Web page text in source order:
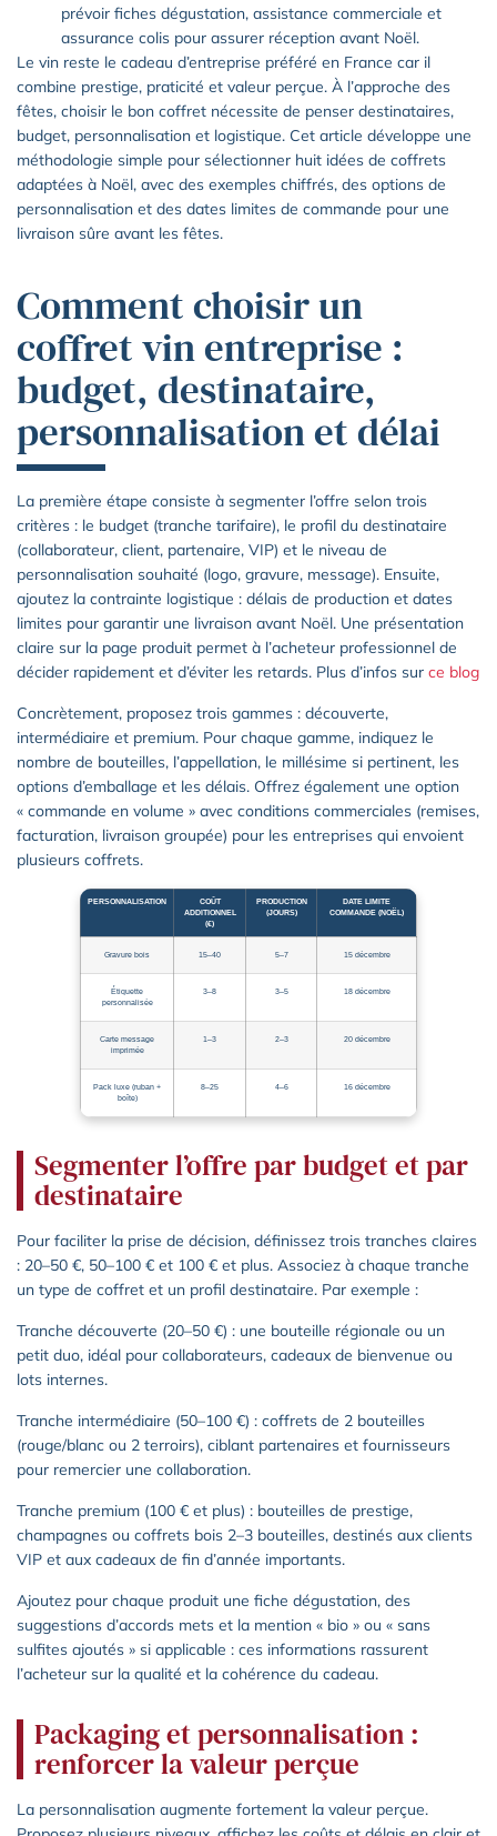
prévoir fiches dégustation, assistance commerciale et
assurance colis pour assurer réception avant Noël.
Le vin reste le cadeau d’entreprise préféré en France car il
combine prestige, praticité et valeur perçue. À l’approche des
fêtes, choisir le bon coffret nécessite de penser destinataires,
budget, personnalisation et logistique. Cet article développe une
méthodologie simple pour sélectionner huit idées de coffrets
adaptées à Noël, avec des exemples chiffrés, des options de
personnalisation et des dates limites de commande pour une
livraison sûre avant les fêtes.
Comment choisir un
coffret vin entreprise :
budget, destinataire,
personnalisation et délai
La première étape consiste à segmenter l’offre selon trois
critères : le budget (tranche tarifaire), le profil du destinataire
(collaborateur, client, partenaire, VIP) et le niveau de
personnalisation souhaité (logo, gravure, message). Ensuite,
ajoutez la contrainte logistique : délais de production et dates
limites pour garantir une livraison avant Noël. Une présentation
claire sur la page produit permet à l’acheteur professionnel de
décider rapidement et d’éviter les retards. Plus d’infos sur ce blog
Concrètement, proposez trois gammes : découverte,
intermédiaire et premium. Pour chaque gamme, indiquez le
nombre de bouteilles, l’appellation, le millésime si pertinent, les
options d’emballage et les délais. Offrez également une option
« commande en volume » avec conditions commerciales (remises,
facturation, livraison groupée) pour les entreprises qui envoient
plusieurs coffrets.
PERSONNALISATION
COÛT
ADDITIONNEL
(€)
PRODUCTION
(JOURS)
DATE LIMITE
COMMANDE (NOËL)
Gravure bois 15–40 5–7 15 décembre
Étiquette
personnalisée
3–8 3–5 18 décembre
Carte message
imprimée
1–3 2–3 20 décembre
Pack luxe (ruban +
boîte)
8–25 4–6 16 décembre
Segmenter l’offre par budget et par
destinataire
Pour faciliter la prise de décision, définissez trois tranches claires
: 20–50 €, 50–100 € et 100 € et plus. Associez à chaque tranche
un type de coffret et un profil destinataire. Par exemple :
Tranche découverte (20–50 €) : une bouteille régionale ou un
petit duo, idéal pour collaborateurs, cadeaux de bienvenue ou
lots internes.
Tranche intermédiaire (50–100 €) : coffrets de 2 bouteilles
(rouge/blanc ou 2 terroirs), ciblant partenaires et fournisseurs
pour remercier une collaboration.
Tranche premium (100 € et plus) : bouteilles de prestige,
champagnes ou coffrets bois 2–3 bouteilles, destinés aux clients
VIP et aux cadeaux de fin d’année importants.
Ajoutez pour chaque produit une fiche dégustation, des
suggestions d’accords mets et la mention « bio » ou « sans
sulfites ajoutés » si applicable : ces informations rassurent
l’acheteur sur la qualité et la cohérence du cadeau.
Packaging et personnalisation :
renforcer la valeur perçue
La personnalisation augmente fortement la valeur perçue.